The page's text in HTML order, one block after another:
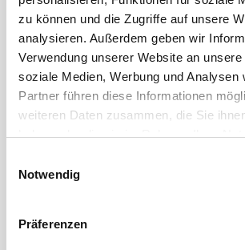
zu können und die Zugriffe auf unsere
analysieren. Außerdem geben wir
Verwendung unserer Website an
soziale Medien, Werbung und Analysen
Partner führen diese Informationen
weiteren Daten zusammen, die Sie
haben oder die sie im Rahmen Ihrer
Notwendig
Präferenzen
August 2020
Juli 2020
Juni 2020
Mai 2020
April 2020
März 2020